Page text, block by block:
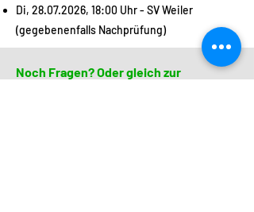
Di, 28.07.2026, 18:00 Uhr - SV Weiler
(gegebenenfalls Nachprüfung)
Noch Fragen? Oder gleich zur